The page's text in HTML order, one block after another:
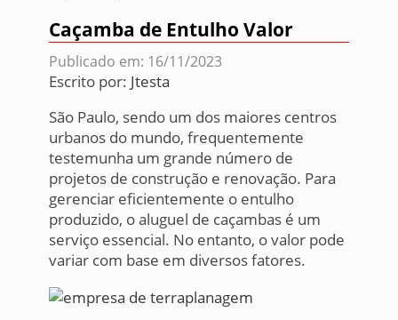
Caçamba de Entulho Valor
Publicado em: 16/11/2023
Escrito por: Jtesta
São Paulo, sendo um dos maiores centros
urbanos do mundo, frequentemente
testemunha um grande número de
projetos de construção e renovação. Para
gerenciar eficientemente o entulho
produzido, o aluguel de caçambas é um
serviço essencial. No entanto, o valor pode
variar com base em diversos fatores.